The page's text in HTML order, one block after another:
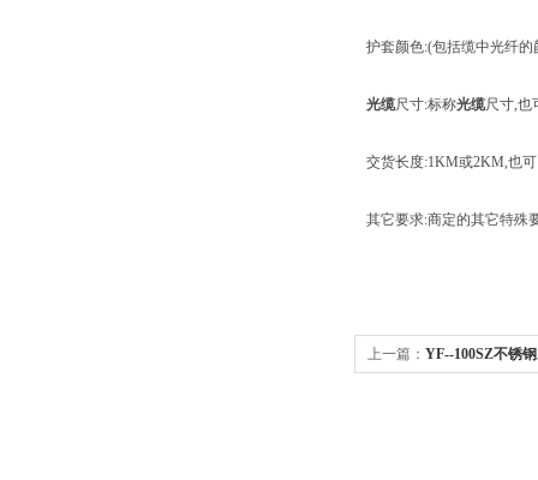
护套颜色:(包括缆中光纤
光缆尺寸:标称光缆尺寸,也
交货长度:1KM或2KM,也
其它要求:商定的其它特殊
上一篇： YF--100SZ不锈